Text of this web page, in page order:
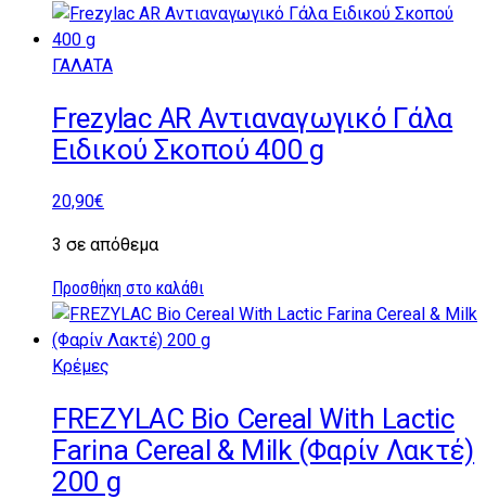
ΓΑΛΑΤΑ
Frezylac AR Αντιαναγωγικό Γάλα
Ειδικού Σκοπού 400 g
20,90€
3 σε απόθεμα
Προσθήκη στο καλάθι
Κρέμες
FREZYLAC Bio Cereal With Lactic
Farina Cereal & Milk (Φαρίν Λακτέ)
200 g